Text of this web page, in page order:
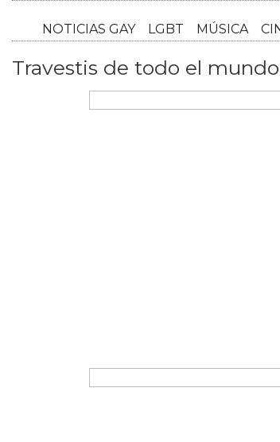
Travestis de todo el mundo